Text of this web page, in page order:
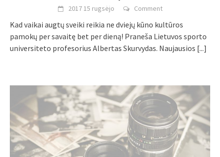
2017 15 rugsėjo Comment
Kad vaikai augtų sveiki reikia ne dviejų kūno kultūros
pamokų per savaitę bet per dieną! Praneša Lietuvos sporto
universiteto profesorius Albertas Skurvydas. Naujausios [...]